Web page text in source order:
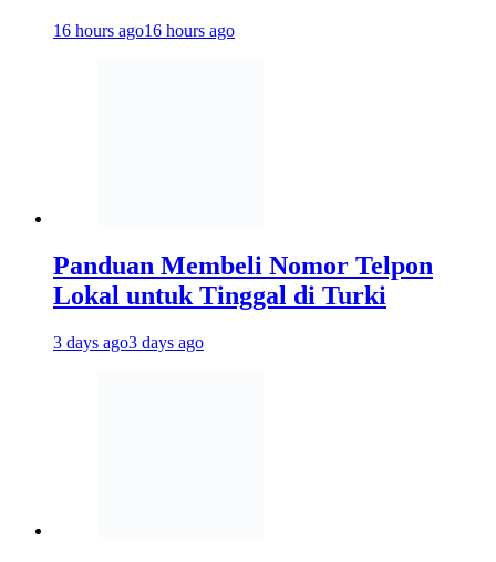
16 hours ago16 hours ago
Panduan Membeli Nomor Telpon
Lokal untuk Tinggal di Turki
3 days ago3 days ago